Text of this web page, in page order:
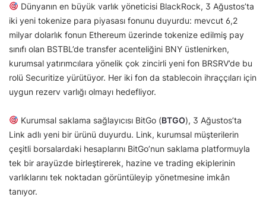
Dünyanın en büyük varlık yöneticisi BlackRock, 3 Ağustos’ta
iki yeni tokenize para piyasası fonunu duyurdu: mevcut 6,2
milyar dolarlık fonun Ethereum üzerinde tokenize edilmiş pay
sınıfı olan BSTBL’de transfer acenteliğini BNY üstlenirken,
kurumsal yatırımcılara yönelik çok zincirli yeni fon BRSRV’de bu
rolü Securitize yürütüyor. Her iki fon da stablecoin ihraççıları için
uygun rezerv varlığı olmayı hedefliyor.
Kurumsal saklama sağlayıcısı BitGo (BTGO), 3 Ağustos’ta
Link adlı yeni bir ürünü duyurdu. Link, kurumsal müşterilerin
çeşitli borsalardaki hesaplarını BitGo’nun saklama platformuyla
tek bir arayüzde birleştirerek, hazine ve trading ekiplerinin
varlıklarını tek noktadan görüntüleyip yönetmesine imkân
tanıyor.